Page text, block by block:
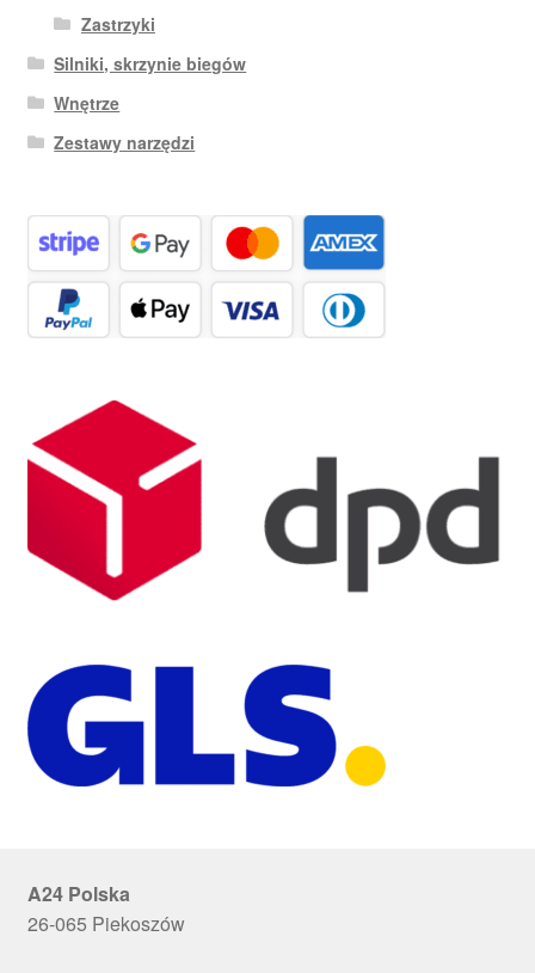
Zastrzyki
Silniki, skrzynie biegów
Wnętrze
Zestawy narzędzi
A24 Polska
26-065 Piekoszów